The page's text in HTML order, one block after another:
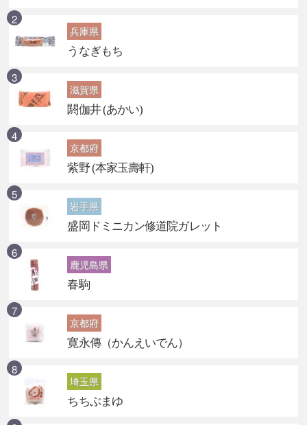
兵庫県
うなぎもち
滋賀県
閼伽井 (あかい)
京都府
紫野 (本家玉壽軒)
岩手県
盛岡ドミニカン修道院ガレット
鹿児島県
春駒
京都府
寛永傳（かんえいでん）
埼玉県
ちちぶまゆ